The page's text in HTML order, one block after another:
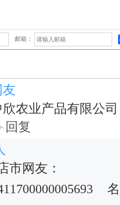
邮箱：
农业产品有限公司
回复
市网友：